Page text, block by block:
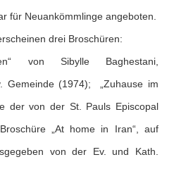
für Neuankömmlinge angeboten.
drei Broschüren:
von Sibylle Baghestani,
Gemeinde (1974); „Zuhause im
der von der St. Pauls Episcopal
„At home in Iran“, auf
von der Ev. und Kath.